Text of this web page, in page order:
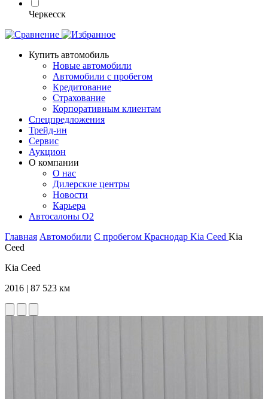
Черкесск
Купить автомобиль
Новые автомобили
Автомобили с пробегом
Кредитование
Страхование
Корпоративным клиентам
Спецпредложения
Трейд-ин
Сервис
Аукцион
О компании
О нас
Дилерские центры
Новости
Карьера
Автосалоны O2
Главная Автомобили С пробегом Краснодар Kia Ceed Kia
Ceed
Kia Ceed
2016 | 87 523 км